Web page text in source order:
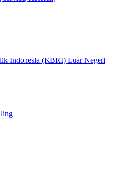
Indonesia (KBRI) Luar Negeri